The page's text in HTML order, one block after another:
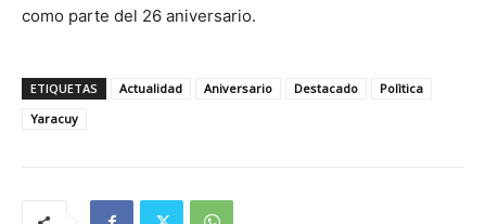
como parte del 26 aniversario.
ETIQUETAS Actualidad Aniversario Destacado
Polìtica
Yaracuy